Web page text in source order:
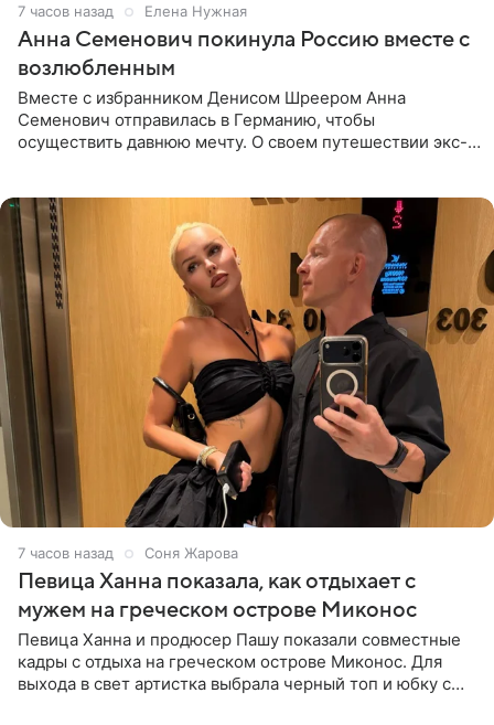
7 часов назад Елена Нужная
Анна Семенович покинула Россию вместе с
возлюбленным
Вместе с избранником Денисом Шреером Анна
Семенович отправилась в Германию, чтобы
осуществить давнюю мечту. О своем путешествии экс-
7 часов назад Соня Жарова
Певица Ханна показала, как отдыхает с
мужем на греческом острове Миконос
Певица Ханна и продюсер Пашу показали совместные
кадры с отдыха на греческом острове Миконос. Для
выхода в свет артистка выбрала черный топ и юбку с